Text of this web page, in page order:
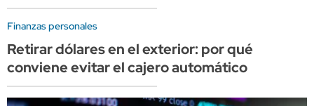
Finanzas personales
Retirar dólares en el exterior: por qué
conviene evitar el cajero automático